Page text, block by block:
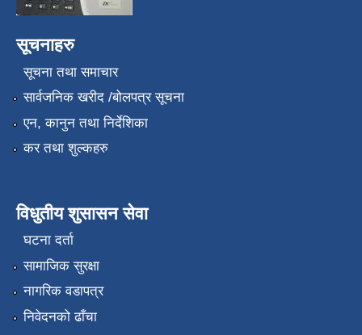
सूचनाहरु
सूचना तथा समाचार
सार्वजनिक खरीद /बोलपत्र सूचना
एन, कानुन तथा निर्देशिका
कर तथा शुल्कहरु
विधुतीय शुसासन सेवा
घटना दर्ता
सामाजिक सुरक्षा
नागरिक वडापत्र
निवेदनको ढाँचा